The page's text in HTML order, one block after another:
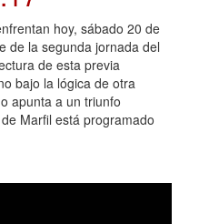
hoy, sábado 20 de
de la segunda jornada del
de esta previa
bajo la lógica de otra
apunta a un triunfo
Marfil está programado